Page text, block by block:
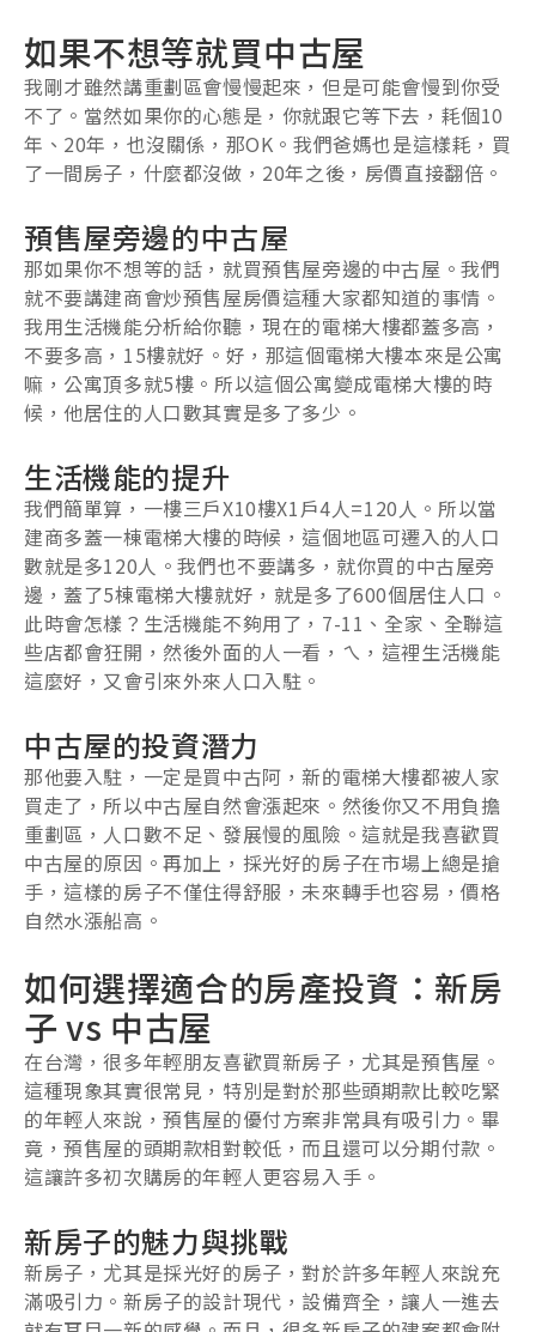
如果不想等就買中古屋
我剛才雖然講重劃區會慢慢起來，但是可能會慢到你受
不了。當然如果你的心態是，你就跟它等下去，耗個10
年、20年，也沒關係，那OK。我們爸媽也是這樣耗，買
了一間房子，什麼都沒做，20年之後，房價直接翻倍。
預售屋旁邊的中古屋
那如果你不想等的話，就買預售屋旁邊的中古屋。我們
就不要講建商會炒預售屋房價這種大家都知道的事情。
我用生活機能分析給你聽，現在的電梯大樓都蓋多高，
不要多高，15樓就好。好，那這個電梯大樓本來是公寓
嘛，公寓頂多就5樓。所以這個公寓變成電梯大樓的時
候，他居住的人口數其實是多了多少。
生活機能的提升
我們簡單算，一樓三戶X10樓X1戶4人=120人。所以當
建商多蓋一棟電梯大樓的時候，這個地區可遷入的人口
數就是多120人。我們也不要講多，就你買的中古屋旁
邊，蓋了5棟電梯大樓就好，就是多了600個居住人口。
此時會怎樣？生活機能不夠用了，7-11、全家、全聯這
些店都會狂開，然後外面的人一看，ㄟ，這裡生活機能
這麼好，又會引來外來人口入駐。
中古屋的投資潛力
那他要入駐，一定是買中古阿，新的電梯大樓都被人家
買走了，所以中古屋自然會漲起來。然後你又不用負擔
重劃區，人口數不足、發展慢的風險。這就是我喜歡買
中古屋的原因。再加上，採光好的房子在市場上總是搶
手，這樣的房子不僅住得舒服，未來轉手也容易，價格
自然水漲船高。
如何選擇適合的房產投資：新房
子 vs 中古屋
在台灣，很多年輕朋友喜歡買新房子，尤其是預售屋。
這種現象其實很常見，特別是對於那些頭期款比較吃緊
的年輕人來說，預售屋的優付方案非常具有吸引力。畢
竟，預售屋的頭期款相對較低，而且還可以分期付款。
這讓許多初次購房的年輕人更容易入手。
新房子的魅力與挑戰
新房子，尤其是採光好的房子，對於許多年輕人來說充
滿吸引力。新房子的設計現代，設備齊全，讓人一進去